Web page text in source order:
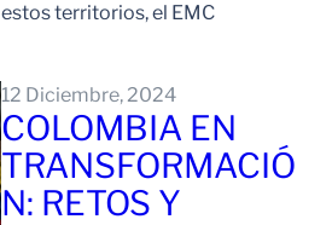
estos territorios, el EMC
12 Diciembre, 2024
COLOMBIA EN
TRANSFORMACIÓ
N: RETOS Y